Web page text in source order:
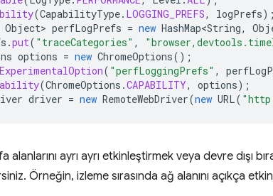
(CapabilityType. LOGGING_PREFS, logPrefs);
Object> perfLogPrefs = new HashMap<String,
.put( "traceCategories" ,
options = new ChromeOptions();
( "perfLoggingPrefs" ,
(ChromeOptions .CAPABILITY, options);
driver = new RemoteWebDriver(new URL(
alanlarını ayrı ayrı etkinleştirmek veya devre dışı
Örneğin, izleme sırasında ağ alanını açıkça